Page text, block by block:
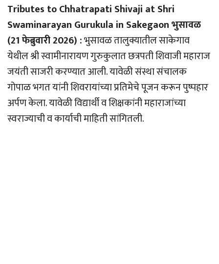
Tributes to Chhatrapati Shivaji at Shri
Swaminarayan Gurukula in Sakegaon भुसावळ
(21 फेब्रुवारी 2026) :भुसावळ तालुक्यातील साकेगाव
येथील श्री स्वामीनारायण गुरुकुलात छत्रपती शिवाजी महाराज
जयंती साजरी करण्यात आली. यावेळी संस्था संचालक
गोपाळ भगत यांनी शिवरायांच्या प्रतिमेचे पूजन करून पुष्पहार
अर्पण केला. यावेळी विद्यार्थी व शिक्षकांनी महाराजांच्या
स्वराज्याची व कार्याची माहिती सांगितली.